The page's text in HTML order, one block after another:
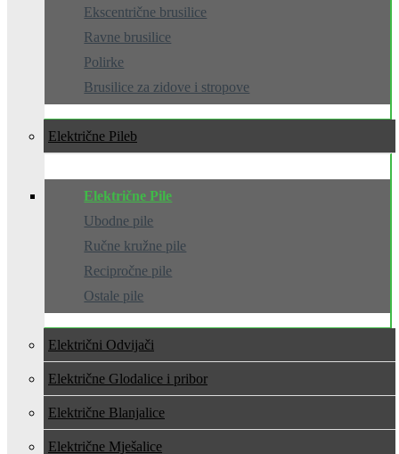
Ekscentrične brusilice
Ravne brusilice
Polirke
Brusilice za zidove i stropove
Električne Pile
Električne Pile
Ubodne pile
Ručne kružne pile
Recipročne pile
Ostale pile
Električni Odvijači
Električne Glodalice i pribor
Električne Blanjalice
Električne Mješalice